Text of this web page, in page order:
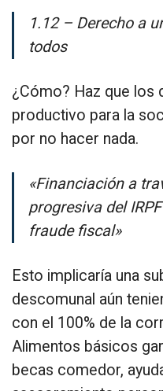
1.12 – Derecho a
todos
¿Cómo? Haz que los
productivo para la
por no hacer nada.
«Financiación a
progresiva del
fraude fiscal»
Esto implicaría una
descomunal aún
con el 100% de la
Alimentos básicos
becas comedor,